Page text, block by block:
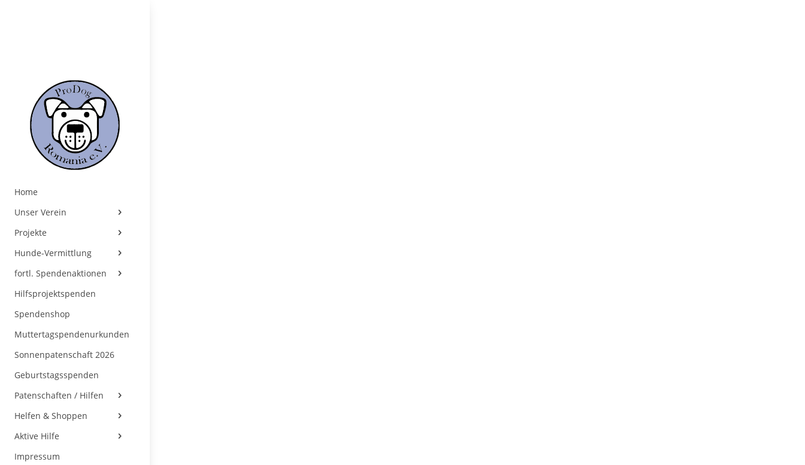
Home
Unser Verein
Projekte
Hunde-Vermittlung
fortl. Spendenaktionen
Hilfsprojektspenden
Spendenshop
Muttertagspendenurkunden
Sonnenpatenschaft 2026
Geburtstagsspenden
Patenschaften / Hilfen
Helfen & Shoppen
Aktive Hilfe
Impressum